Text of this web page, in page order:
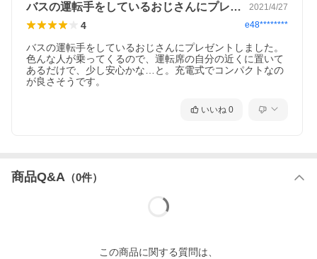
安全で適切な量のオゾンを発生して
細菌やウイルス、カビなどを滅菌、不活性化
セントスラマー 家庭用オゾン発生器（2畳用）は、オゾンのチカ
ラで除菌・脱臭できるコンパクトでポータブルなオゾン発生器で
す。
USB充電で繰り返し使用でき、18時間稼働します。
驚くほど小さく軽量なのが特徴で、あらゆる場所に気軽にお使い
いただけます。
ト、車内の消臭などにもお使いいただけます。
バスの運転手をしているおじさんにプレゼ… 2021/4/27
4 e48********
バスの運転手をしているおじさんにプレゼントしました。
色んな人が乗ってくるので、運転席の自分の近くに置いて
あるだけで、少し安心かな…と。充電式でコンパクトなの
が良さそうです。
いいね 0
商品Q&A （0件）
この商品に関する質問は、